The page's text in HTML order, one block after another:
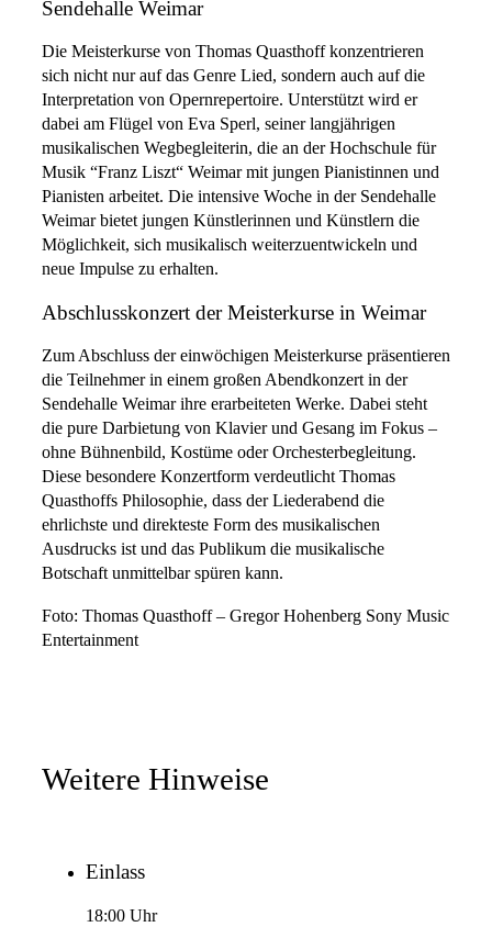
Sendehalle Weimar
Die Meisterkurse von Thomas Quasthoff konzentrieren
sich nicht nur auf das Genre Lied, sondern auch auf die
Interpretation von Opernrepertoire. Unterstützt wird er
dabei am Flügel von Eva Sperl, seiner langjährigen
musikalischen Wegbegleiterin, die an der Hochschule für
Musik “Franz Liszt“ Weimar mit jungen Pianistinnen und
Pianisten arbeitet. Die intensive Woche in der Sendehalle
Weimar bietet jungen Künstlerinnen und Künstlern die
Möglichkeit, sich musikalisch weiterzuentwickeln und
neue Impulse zu erhalten.
Abschlusskonzert der Meisterkurse in Weimar
Zum Abschluss der einwöchigen Meisterkurse präsentieren
die Teilnehmer in einem großen Abendkonzert in der
Sendehalle Weimar ihre erarbeiteten Werke. Dabei steht
die pure Darbietung von Klavier und Gesang im Fokus –
ohne Bühnenbild, Kostüme oder Orchesterbegleitung.
Diese besondere Konzertform verdeutlicht Thomas
Quasthoffs Philosophie, dass der Liederabend die
ehrlichste und direkteste Form des musikalischen
Ausdrucks ist und das Publikum die musikalische
Botschaft unmittelbar spüren kann.
Foto: Thomas Quasthoff – Gregor Hohenberg Sony Music
Entertainment
Weitere Hinweise
Einlass
18:00 Uhr